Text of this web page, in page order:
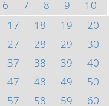
6 7 8 9
10
17 18 19
20
27 28 29
30
37 38 39
40
47 48 49
50
57 58 59
60